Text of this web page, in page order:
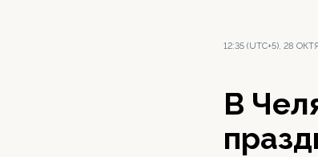
12:35 (UTC+5), 28
В